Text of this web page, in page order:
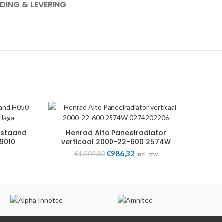
& LEVERING
Henrad Alto Paneelradiator
verticaal 2000-22-600 2574W
0274202206
€1.202,82 Oorspronkelijke
€986,32 Huidige
incl. btw